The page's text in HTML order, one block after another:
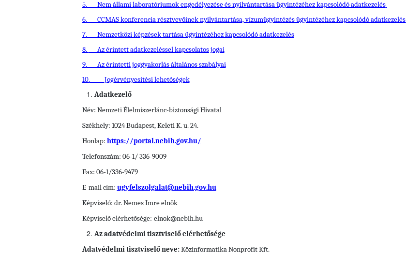
5.
Nem állami laboratóriumok engedélyezése és nyilvántartása ügyintézéhez kapcsolódó adatkezelés
6.
CCMAS konferencia résztvevőinek nyilvántartása, vízumügyintézés ügyintézéhez kapcsolódó adatkezelés
7.
Nemzetközi képzések tartása ügyintézéhez kapcsolódó adatkezelés
8.
Az érintett adatkezeléssel kapcsolatos jogai
9.
Az érintetti joggyakorlás általános szabályai
10.
Jogérvényesítési lehetőségek
Adatkezelő
Név: Nemzeti Élelmiszerlánc-biztonsági Hivatal
Székhely: 1024 Budapest, Keleti K. u. 24.
Honlap: https://portal.nebih.gov.hu/
Telefonszám: 06-1/ 336-9009
Fax: 06-1/336-9479
E-mail cím: ugyfelszolgalat@nebih.gov.hu
Képviselő: dr. Nemes Imre elnök
Képviselő elérhetősége: elnok@nebih.hu
Az adatvédelmi tisztviselő elérhetősége
Adatvédelmi tisztviselő neve:Közinformatika Nonprofit Kft.